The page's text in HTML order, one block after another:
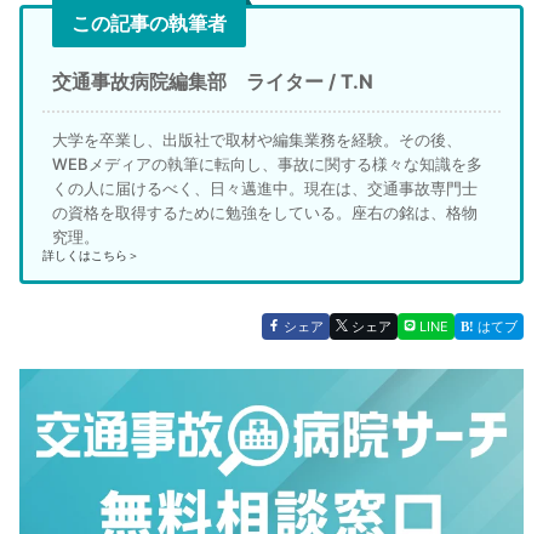
この記事の執筆者
交通事故病院編集部 ライター / T.N
大学を卒業し、出版社で取材や編集業務を経験。その後、
WEBメディアの執筆に転向し、事故に関する様々な知識を多
くの人に届けるべく、日々邁進中。現在は、交通事故専門士
の資格を取得するために勉強をしている。座右の銘は、格物
究理。
詳しくはこちら＞
シェア シェア LINE はてブ